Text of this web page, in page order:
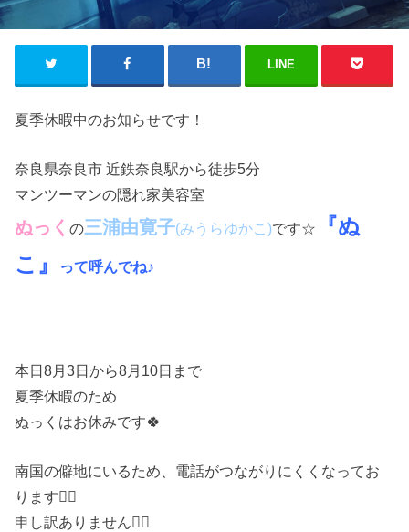
LINE
夏季休暇中のお知らせです！
奈良県奈良市 近鉄奈良駅から徒歩5分
マンツーマンの隠れ家美容室
ぬっくの三浦由寛子(みうらゆかこ)です☆
『ぬ
こ』
って呼んでね♪
本日8月3日から8月10日まで
夏季休暇のため
ぬっくはお休みです🍀
南国の僻地にいるため、電話がつながりにくくなってお
ります🙇‍♀️
申し訳ありません🙇‍♀️